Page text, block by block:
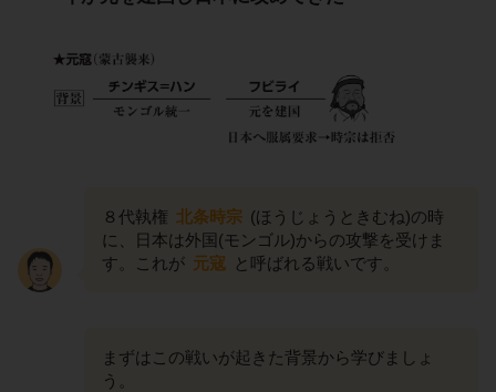
８代執権 北条時宗 (ほうじょうときむね)の時
に、日本は外国(モンゴル)からの攻撃を受けま
す。これが 元寇 と呼ばれる戦いです。
まずはこの戦いが起きた背景から学びましょ
う。